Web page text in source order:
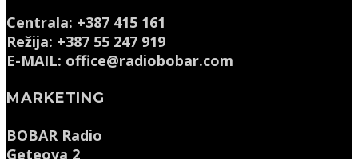
Centrala: +387 415 161
Režija: +387 55 247 919
E-MAIL: office@radiobobar.com
MARKETING
BOBAR Radio
Geteova 2